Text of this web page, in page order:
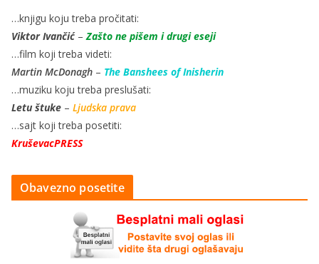
…knjigu koju treba pročitati:
Viktor Ivančić–Zašto ne pišem i drugi eseji
…film koji treba videti:
Martin McDonagh – The Banshees of Inisherin
…muziku koju treba preslušati:
Letu štuke – Ljudska prava
…sajt koji treba posetiti:
KruševacPRESS
Obavezno posetite